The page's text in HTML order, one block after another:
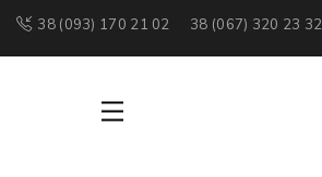
38 (093) 170 21 02 38 (067) 320 23 32